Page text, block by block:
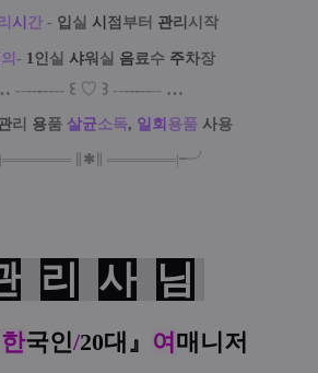
시 간 - 입 실 시 점 부터 관리 시작
의 - 1 인 실 샤워 실 음료 수 주차장
--------- ꒰ ♡ ꒱ --------- …
리 용품 살균소독, 일 회 용품 사용
═══════ ✱ ═══════|╾╯
리 사 님
한국인/20대 』 여 매니저